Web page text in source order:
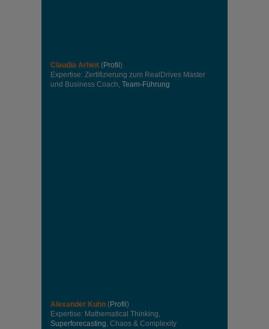
Claudia Arheit (Profil )
Expertise: Zertifizierung zum RealDrives Master
und Business Coach, Team-Führung
Alexander Kuhn (Profil )
Expertise: Mathematical Thinking,
Superforecasting, Chaos & Complexity